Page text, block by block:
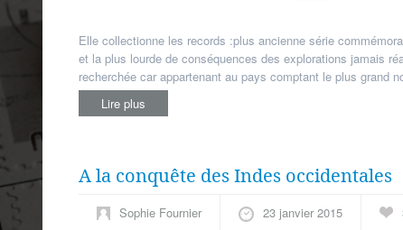
Elle collectionne les records :plus ancienne série
et la plus lourde de conséquences des explorations jamais
recherchée car appartenant au pays comptant le plus grand
Lire plus
A la conquête des Indes occidentales
Sophie Fournier 23 janvier 2015